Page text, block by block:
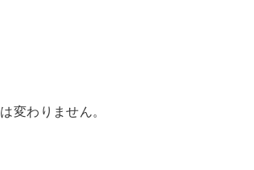
変わりません。